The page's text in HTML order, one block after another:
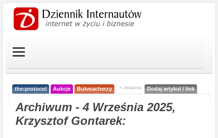
the:protocol Aukcje Bukmacherzy < reklama Dodaj artykuł / link
Archiwum - 4 Września 2025,
Krzysztof Gontarek: